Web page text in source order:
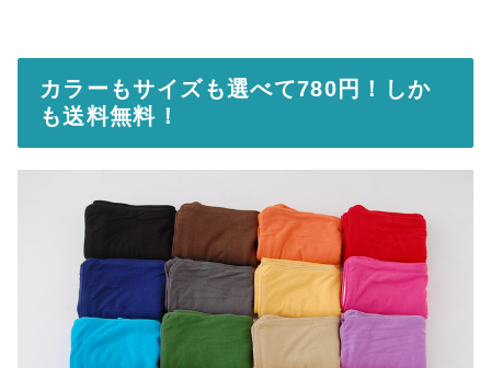
カラーもサイズも選べて780円！しか
も送料無料！